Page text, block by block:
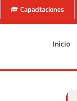
Capacitaciones
Inicio
Inicio